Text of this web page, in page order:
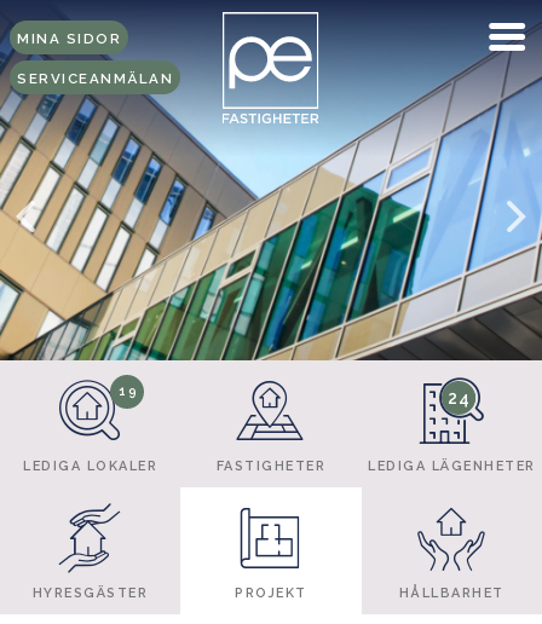
SERVICEANMÄLAN
MINA SIDOR
LEDIGA LOKALER
19
FASTIGHETER LEDIGA LÄGENHETER
24
HYRESGÄSTER PROJEKT HÅLLBARHET